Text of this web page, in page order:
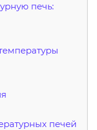
печь:
печей